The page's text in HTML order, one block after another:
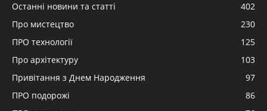
Останні новини та статті
402
Про мистецтво
230
ПРО технології
125
Про архітектуру
103
Привітання з Днем Народження
97
ПРО подорожі
86